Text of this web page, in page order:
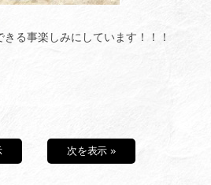
る事楽しみにしています！！！
次を表示 »